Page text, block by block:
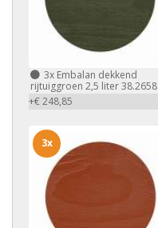
3x Embalan dekkend
rijtuiggroen 2,5 liter 38.2658
+€ 248,85
3x